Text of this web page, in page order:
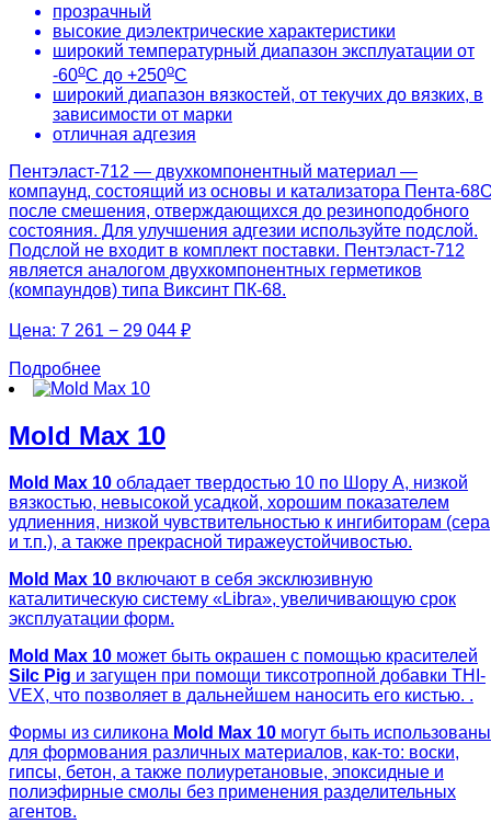
прозрачный
высокие диэлектрические характеристики
широкий температурный диапазон эксплуатации от
-60оС до +250оС
широкий диапазон вязкостей, от текучих до вязких, в
зависимости от марки
отличная адгезия
Пентэласт-712 — двухкомпонентный материал —
компаунд, состоящий из основы и катализатора Пента-
после смешения, отверждающихся до резиноподобного
состояния. Для улучшения адгезии используйте подслой.
Подслой не входит в комплект поставки. Пентэласт-712
является аналогом двухкомпонентных герметиков
(компаундов) типа Виксинт ПК-68.
Цена: 7 261 − 29 044 ₽
Подробнее
Mold Max 10
Mold Max 10 обладает твердостью 10 по Шору А, низкой
вязкостью, невысокой усадкой, хорошим показателем
удлиенния, низкой чувствительностью к ингибиторам (сера
и т.п.), а также прекрасной тиражеустойчивостью.
Mold Max 10 включают в себя эксклюзивную
каталитическую систему «Libra», увеличивающую срок
эксплуатации форм.
Mold Max 10 может быть окрашен с помощью красителей
Silc Pig и загущен при помощи тиксотропной добавки THI-
VEX, что позволяет в дальнейшем наносить его кистью. .
Формы из силикона Mold Max 10 могут быть использованы
для формования различных материалов, как-то: воски,
гипсы, бетон, а также полиуретановые, эпоксидные и
полиэфирные смолы без применения разделительных
агентов.